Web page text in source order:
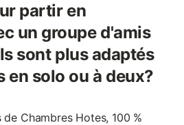
partir en
un groupe d'amis
sont plus adaptés
en solo ou à deux?
Chambres Hotes, 100 %